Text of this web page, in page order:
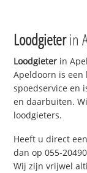
Loodgieterin
Loodgieter in
Apeldoorn is
spoedservice en
en daarbuiten.
loodgieters.
Heeft u direct
dan op 055-
Wij zijn vrijwel